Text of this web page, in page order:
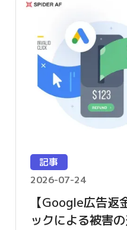
記事
2026-07-24
【Google広告返
ックによる被害